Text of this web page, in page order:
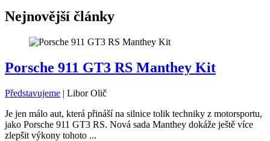
Nejnovější články
Porsche 911 GT3 RS Manthey Kit
Představujeme | Libor Olič
Je jen málo aut, která přináší na silnice tolik techniky z motorsportu,
jako Porsche 911 GT3 RS. Nová sada Manthey dokáže ještě více
zlepšit výkony tohoto ...